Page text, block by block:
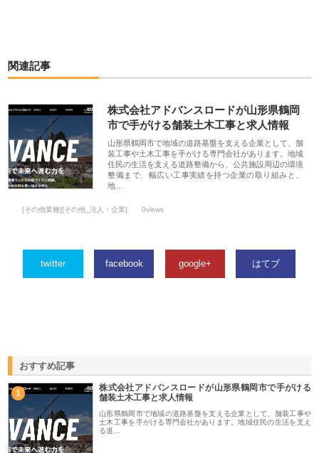
関連記事
株式会社アドバンスロードが山形県鶴岡
市で手がける舗装土木工事と求人情報
山形県鶴岡市で地域の道路基盤を支える企業として、舗
装工事や土木工事を手がける専門会社があります。地域
住民の生活を支える道路整備から、公共施設周辺の環境
整備まで、幅広い工事実績を持つ企業の取り組みと、
地…
[その他業種][その他_法人・企業] 0views
twitter facebook google+ はてブ
おすすめ記事
1
株式会社アドバンスロードが山形県鶴岡市で手がける
舗装土木工事と求人情報
山形県鶴岡市で地域の道路基盤を支える企業として、舗装工事や
土木工事を手がける専門会社があります。地域住民の生活を支え
る道…